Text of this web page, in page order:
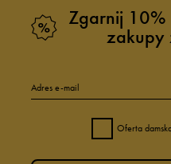
Zgarnij 10%
zakupy
Adres e-mail
Oferta